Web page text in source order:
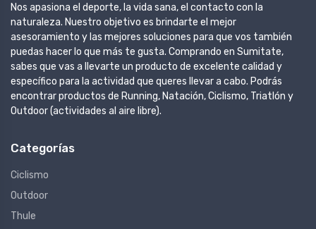
Nos apasiona el deporte, la vida sana, el contacto con la
naturaleza. Nuestro objetivo es brindarte el mejor
asesoramiento y las mejores soluciones para que vos también
puedas hacer lo que más te gusta. Comprando en Sumitate,
sabes que vas a llevarte un producto de excelente calidad y
específico para la actividad que queres llevar a cabo. Podrás
encontrar productos de Running, Natación, Ciclismo, Triatlón y
Outdoor (actividades al aire libre).
Categorías
Ciclismo
Outdoor
Thule